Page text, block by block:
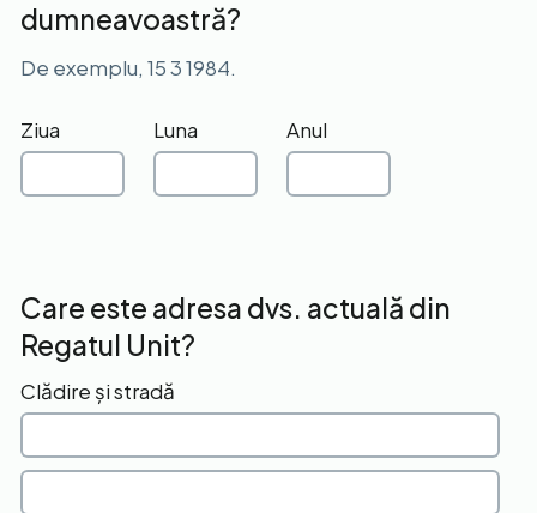
dumneavoastră?
De exemplu, 15 3 1984.
Ziua Luna Anul
Care este adresa dvs. actuală din
Regatul Unit?
Clădire și stradă